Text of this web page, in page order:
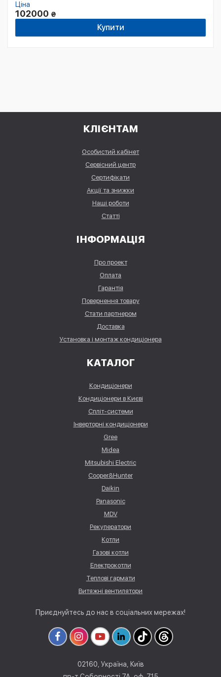
Ціна
102000 ₴
Купити
КЛІЄНТАМ
Особистий кабінет
Сервісний центр
Сертифікати
Акції та знижки
Наші роботи
Статті
ІНФОРМАЦІЯ
Про проект
Оплата
Гарантія
Повернення товару
Стати партнером
Доставка
Установка і монтаж кондиціонера
КАТАЛОГ
Кондиціонери
Кондиціонери в Києві
Спліт-системи
Інверторні кондиціонери
Gree
Midea
Mitsubishi Electric
Cooper&Hunter
Daikin
Panasonic
MDV
Рекуператори
Котли
Газові котли
Електрокотли
Теплові гармати
Витяжні вентилятори
Приєднуйтесь до нас в соціальних мережах!
02160, Україна, Київ